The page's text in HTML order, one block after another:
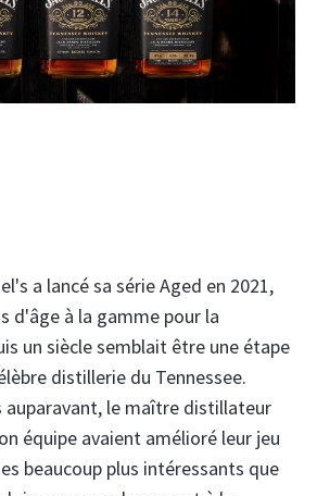
a lancé sa série Aged en 2021,
d'âge à la gamme pour la
un siècle semblait être une étape
distillerie du Tennessee.
auparavant, le maître distillateur
équipe avaient amélioré leur jeu
beaucoup plus intéressants que